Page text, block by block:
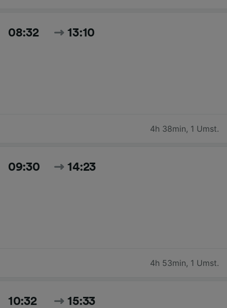
08:32 13:10
4h 38min, 1 Umst.
09:30 14:23
4h 53min, 1 Umst.
10:32 15:33